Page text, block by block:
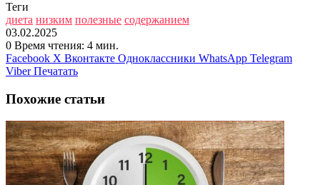
Теги
диета низким полезные содержанием
03.02.2025
0 Время чтения: 4 мин.
Facebook X Вконтакте Одноклассники WhatsApp Telegram
Viber Печатать
Похожие статьи